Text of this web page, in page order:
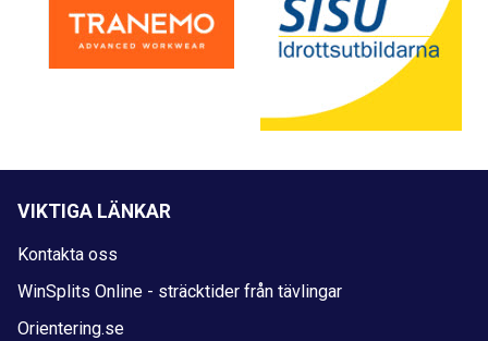
VIKTIGA LÄNKAR
Kontakta oss
WinSplits Online - sträcktider från tävlingar
Orientering.se